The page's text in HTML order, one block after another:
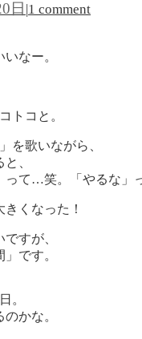
日 |1 comment
なー。
トコと。
を歌いながら、
、
って…笑。「やるな」
くなった！
すが、
です。
。
かな。